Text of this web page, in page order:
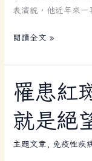
表演說，他近年來一
閱讀全文 »
罹患紅
就是絕
主題文章 免疫性疾
罹
患
紅
斑
性